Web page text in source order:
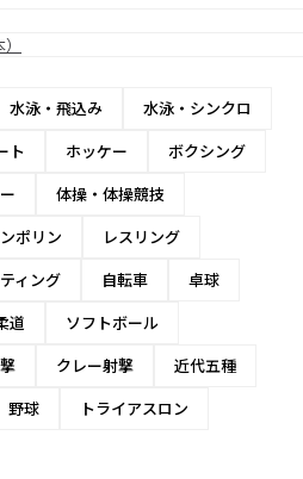
水泳・飛込み
水泳・シンクロ
ト ホッケー
ボクシング
体操・体操競技
ポリン
レスリング
ィング 自転車
卓球
道
ソフトボール
クレー射撃
近代五種
野球
トライアスロン